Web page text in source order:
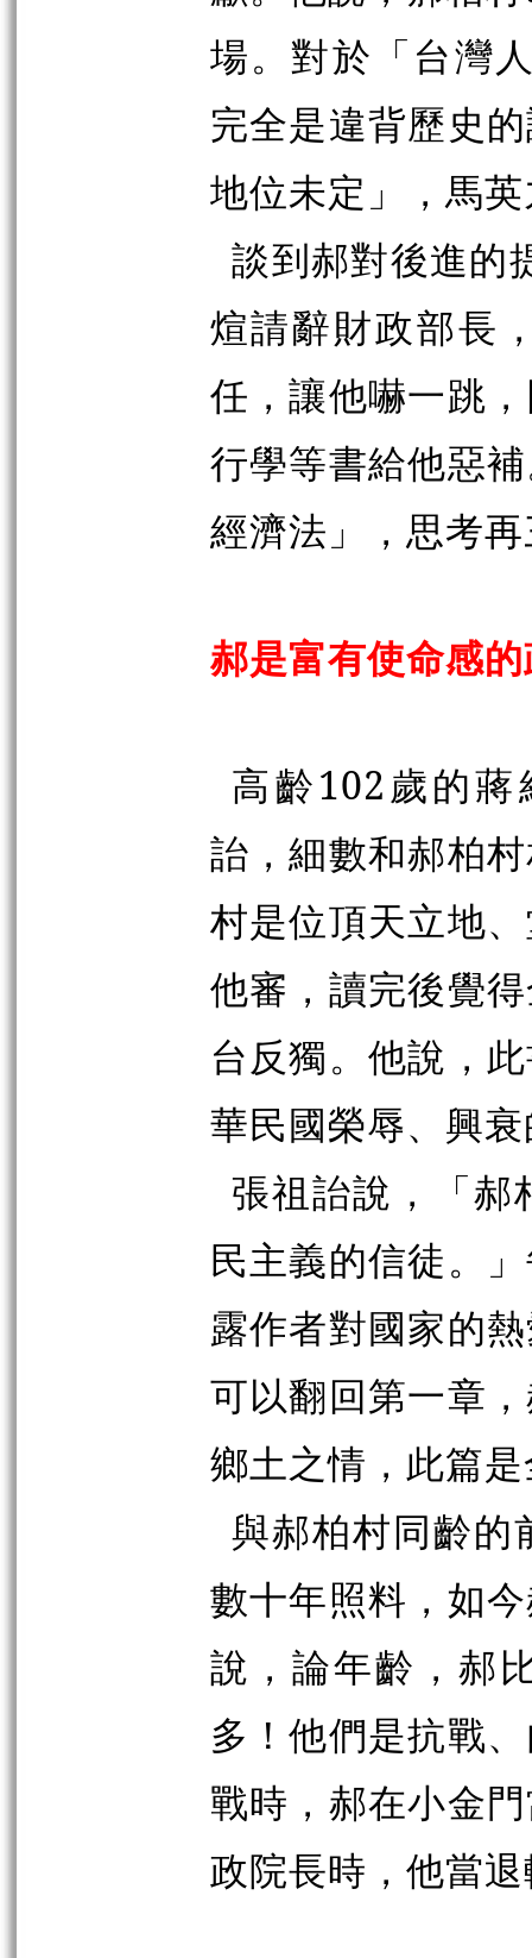
場。對於「台灣
完全是違背歷史
地位未定」，馬
談到郝對後進的
煊請辭財政部長
任，讓他嚇一跳
行學等書給他惡
經濟法」，思考
郝是富有使命感
高齡102 歲的
詒，細數和郝柏
村是位頂天立地
他審，讀完後覺
台反獨。他說，
華民國榮辱、興
張祖詒說，「郝
民主義的信徒。
露作者對國家的
可以翻回第一章
鄉土之情，此篇
與郝柏村同齡的
數十年照料，如
說，論年齡，郝
多！他們是抗戰
戰時，郝在小金
政院長時，他當